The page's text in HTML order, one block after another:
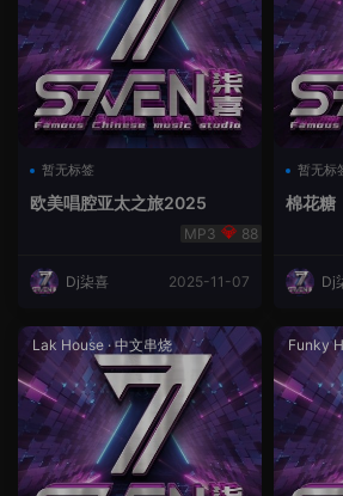
暂无标签
欧美唱腔亚太之旅2025
88
Dj柒喜 2025-11-07
暂无标
棉花糖
Dj
Lak House·中文串烧 Funky